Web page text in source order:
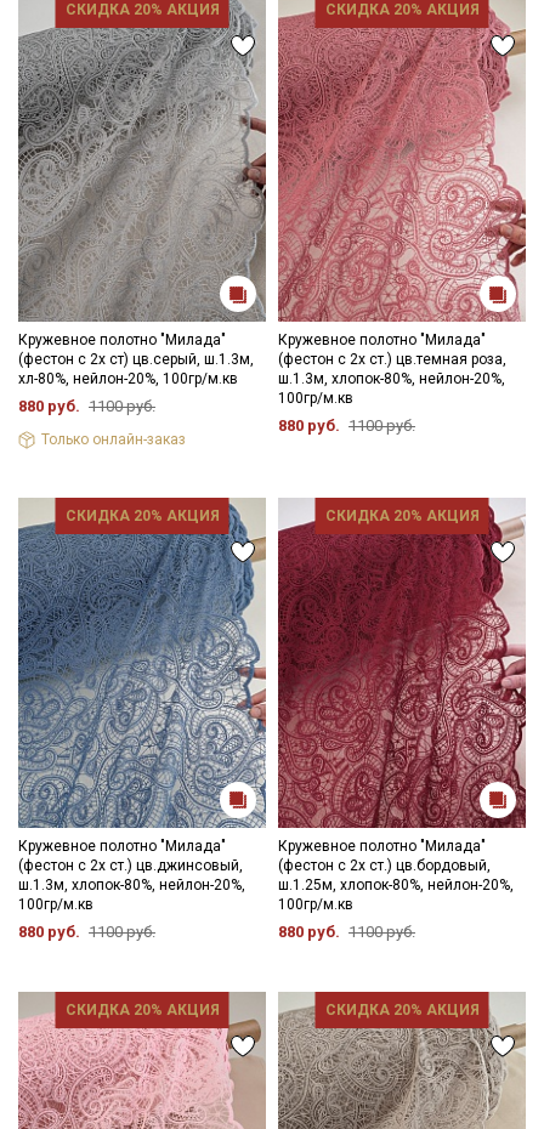
СКИДКА 20% АКЦИЯ
Кружевное полотно "Милада"
(фестон с 2х ст) цв.серый, ш.1.3м,
хл-80%, нейлон-20%, 100гр/м.кв
880 руб. 1100 руб.
Только онлайн-заказ
СКИДКА 20% АКЦИЯ
Кружевное полотно "Милада"
(фестон с 2х ст.) цв.темная роза,
ш.1.3м, хлопок-80%, нейлон-20%,
100гр/м.кв
880 руб. 1100 руб.
СКИДКА 20% АКЦИЯ
Кружевное полотно "Милада"
(фестон с 2х ст.) цв.джинсовый,
ш.1.3м, хлопок-80%, нейлон-20%,
100гр/м.кв
880 руб. 1100 руб.
СКИДКА 20% АКЦИЯ
Кружевное полотно "Милада"
(фестон с 2х ст.) цв.бордовый,
ш.1.25м, хлопок-80%, нейлон-20%,
100гр/м.кв
880 руб. 1100 руб.
СКИДКА 20% АКЦИЯ СКИДКА 20% АКЦИЯ
Ознакомлен(а) сПолитикой обработки персональных
данныхи даюСогласие на обработку персональных
данных
ДаюСогласие на получение рекламных и
информационных рассылок